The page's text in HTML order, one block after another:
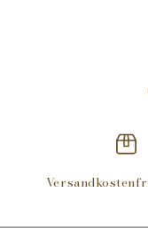
Cocamidopropyl
Acid,
EDTA, Alpha-